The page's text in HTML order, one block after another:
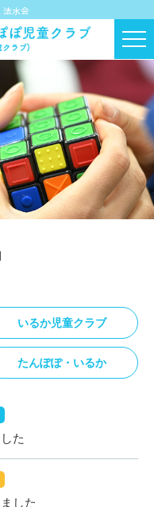
法水会
いるか児童クラブ
たんぽぽ・いるか
た
した